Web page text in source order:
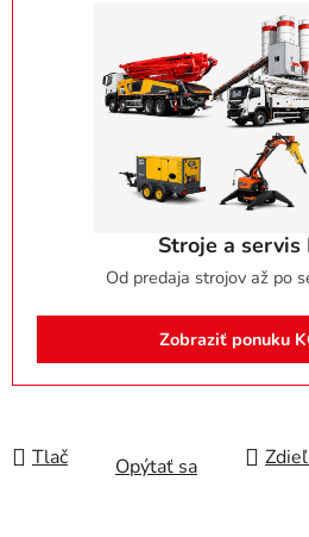
Stroje a servis
Od predaja strojov až po
Zobraziť ponuku
Tlač Opýtať sa